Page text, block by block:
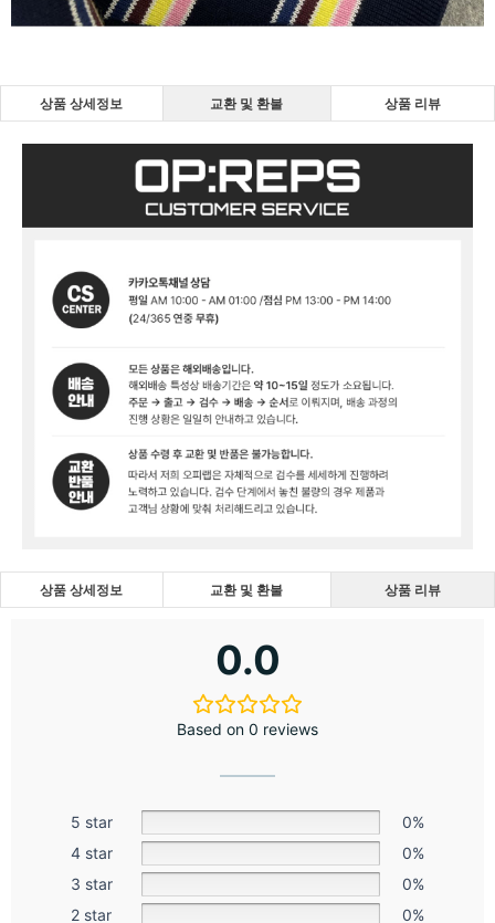
상품 상세정보 교환 및 환불 상품 리뷰
상품 상세정보 교환 및 환불 상품 리뷰
0.0
Based on 0 reviews
5 star
0%
4 star
0%
3 star
0%
2 star
0%